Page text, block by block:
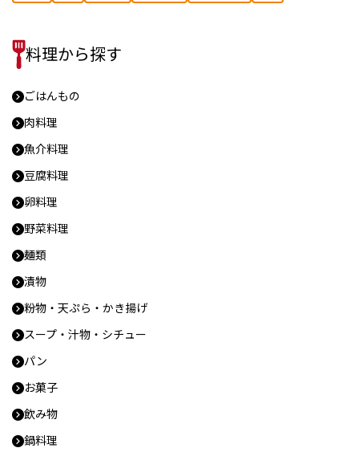
料理から探す
ごはんもの
肉料理
魚介料理
豆腐料理
卵料理
野菜料理
麺類
漬物
粉物・天ぷら・かき揚げ
スープ・汁物・シチュー
パン
お菓子
飲み物
鍋料理